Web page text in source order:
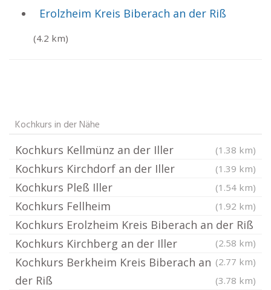
Erolzheim Kreis Biberach an der Riß
(4.2 km)
Kochkurs in der Nähe
Kochkurs Kellmünz an der Iller (1.38 km)
Kochkurs Kirchdorf an der Iller (1.39 km)
Kochkurs Pleß Iller (1.54 km)
Kochkurs Fellheim (1.92 km)
Kochkurs Erolzheim Kreis Biberach an der Riß
(2.58 km)
Kochkurs Kirchberg an der Iller
(2.77 km)
Kochkurs Berkheim Kreis Biberach an
der Riß
(3.78 km)